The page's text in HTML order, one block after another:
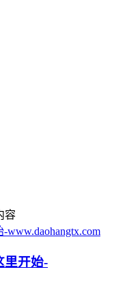
容
里开始-